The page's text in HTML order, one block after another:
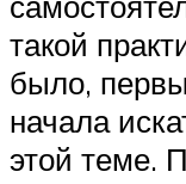
такой
было,
начала
этой теме.